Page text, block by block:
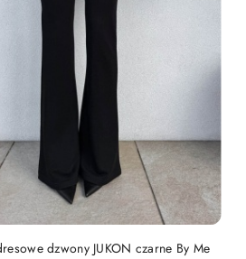
dzwony JUKON czarne By Me
DO KOSZYKA